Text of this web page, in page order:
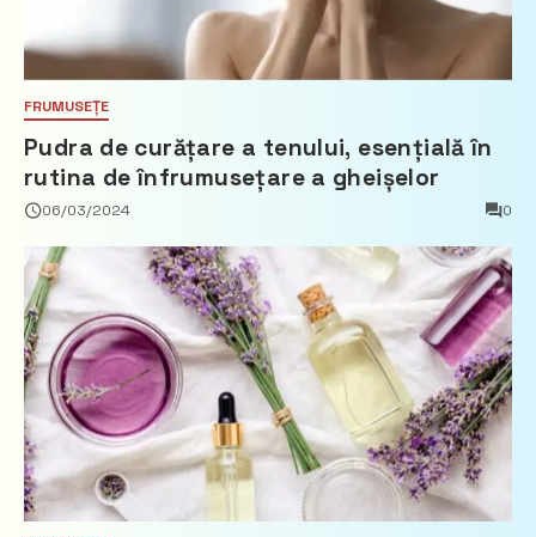
FRUMUSEȚE
Pudra de curățare a tenului, esențială în
rutina de înfrumusețare a gheișelor
06/03/2024 0